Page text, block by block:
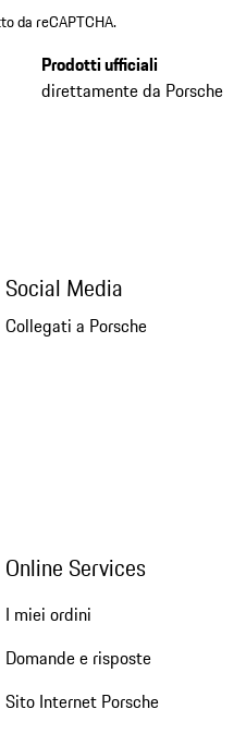
da reCAPTCHA.
Prodotti ufficiali
direttamente da Porsche
Social Media
Collegati a Porsche
Online Services
I miei ordini
Domande e risposte
Sito Internet Porsche